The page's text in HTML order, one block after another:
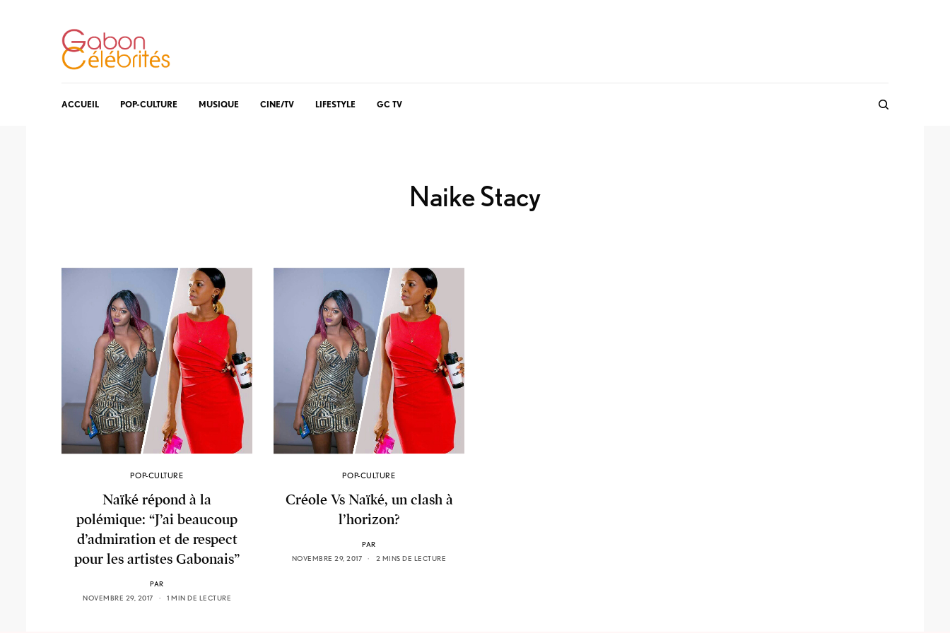
ACCUEIL POP-CULTURE MUSIQUE CINE/TV LIFESTYLE GC TV
Naike Stacy
POP-CULTURE
Naïké répond à la
polémique: “J’ai beaucoup
d’admiration et de respect
pour les artistes Gabonais”
PAR
NOVEMBRE 29, 2017
1 MIN DE LECTURE
POP-CULTURE
Créole Vs Naïké, un clash à
l’horizon?
PAR
NOVEMBRE 29, 2017
2 MINS DE LECTURE